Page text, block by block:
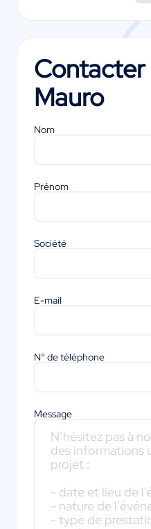
Contacter
Mauro
Nom
Prénom
Société
E-mail
N° de téléphone
Message